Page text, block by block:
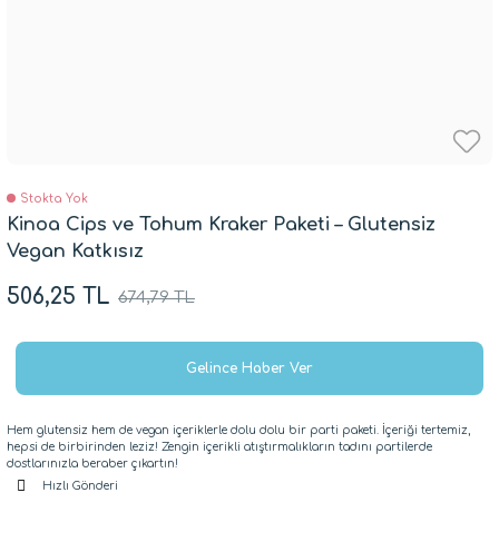
Stokta Yok
Kinoa Cips ve Tohum Kraker Paketi – Glutensiz
Vegan Katkısız
674,79 TL
506,25 TL
Gelince Haber Ver
Hem glutensiz hem de vegan içeriklerle dolu dolu bir parti paketi. İçeriği tertemiz,
hepsi de birbirinden leziz! Zengin içerikli atıştırmalıkların tadını partilerde
dostlarınızla beraber çıkartın!
Hızlı Gönderi